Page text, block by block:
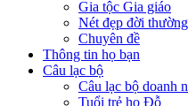
Gia tộc Gia giáo
Nét đẹp đời thường
Chuyên đề
Thông tin họ bạn
Câu lạc bộ
Câu lạc bộ doanh
Tuổi trẻ họ Đỗ